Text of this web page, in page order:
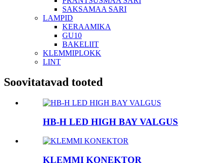
SAKSAMAA SARI
LAMPID
KERAAMIKA
GU10
BAKELIIT
KLEMMIPLOKK
LINT
Soovitatavad tooted
HB-H LED HIGH BAY VALGUS
KLEMMI KONEKTOR